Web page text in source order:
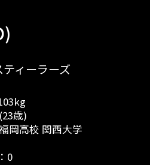
ィーラーズ
歳)
岡高校 関西大学
0